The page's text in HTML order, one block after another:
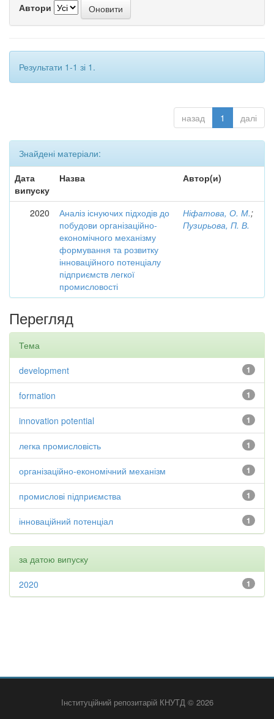
Автори
Результати 1-1 зі 1.
назад 1 далі
Знайдені матеріали:
Дата
випуску
Назва Автор(и)
2020
Аналіз існуючих підходів до
побудови організаційно-
економічного механізму
формування та розвитку
інноваційного потенціалу
підприємств легкої
промисловості
Ніфатова, О. М.;
Пузирьова, П. В.
Перегляд
Тема
1
development
1
formation
1
innovation potential
1
легка промисловість
1
організаційно-економічний механізм
1
промислові підприємства
1
інноваційний потенціал
за датою випуску
1
2020
Інституційний репозитарій КНУТД © 2026